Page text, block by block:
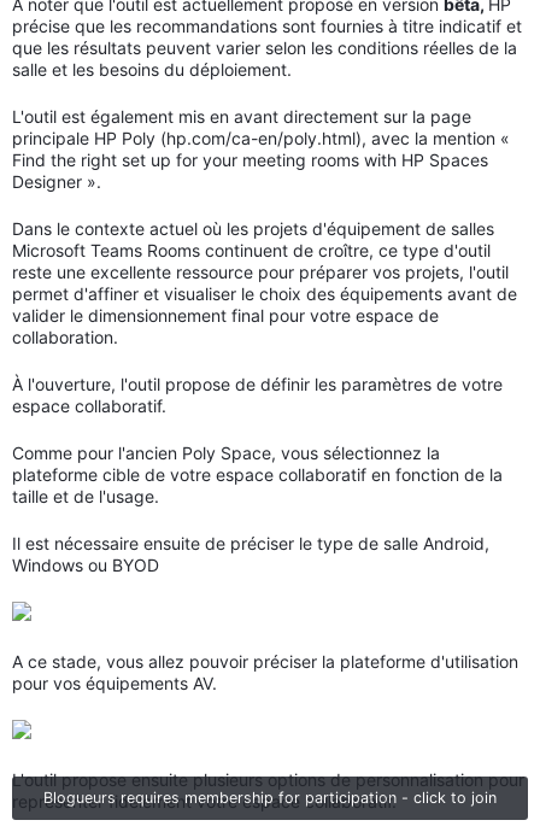
Blogueurs requires membership for participation - click to join
précise que les recommandations sont fournies à titre indicatif et
que les résultats peuvent varier selon les conditions réelles de la
salle et les besoins du déploiement.
L'outil est également mis en avant directement sur la page
principale HP Poly (hp.com/ca-en/poly.html), avec la mention «
Find the right set up for your meeting rooms with HP Spaces
Designer ».
Dans le contexte actuel où les projets d'équipement de salles
Microsoft Teams Rooms continuent de croître, ce type d'outil
reste une excellente ressource pour préparer vos projets, l'outil
permet d'affiner et visualiser le choix des équipements avant de
valider le dimensionnement final pour votre espace de
collaboration.
À l'ouverture, l'outil propose de définir les paramètres de votre
espace collaboratif.
Comme pour l'ancien Poly Space, vous sélectionnez la
plateforme cible de votre espace collaboratif en fonction de la
taille et de l'usage.
Il est nécessaire ensuite de préciser le type de salle Android,
Windows ou BYOD
A ce stade, vous allez pouvoir préciser la plateforme d'utilisation
pour vos équipements AV.
L'outil propose ensuite plusieurs options de personnalisation pour
représenter fidèlement votre espace collaboratif.